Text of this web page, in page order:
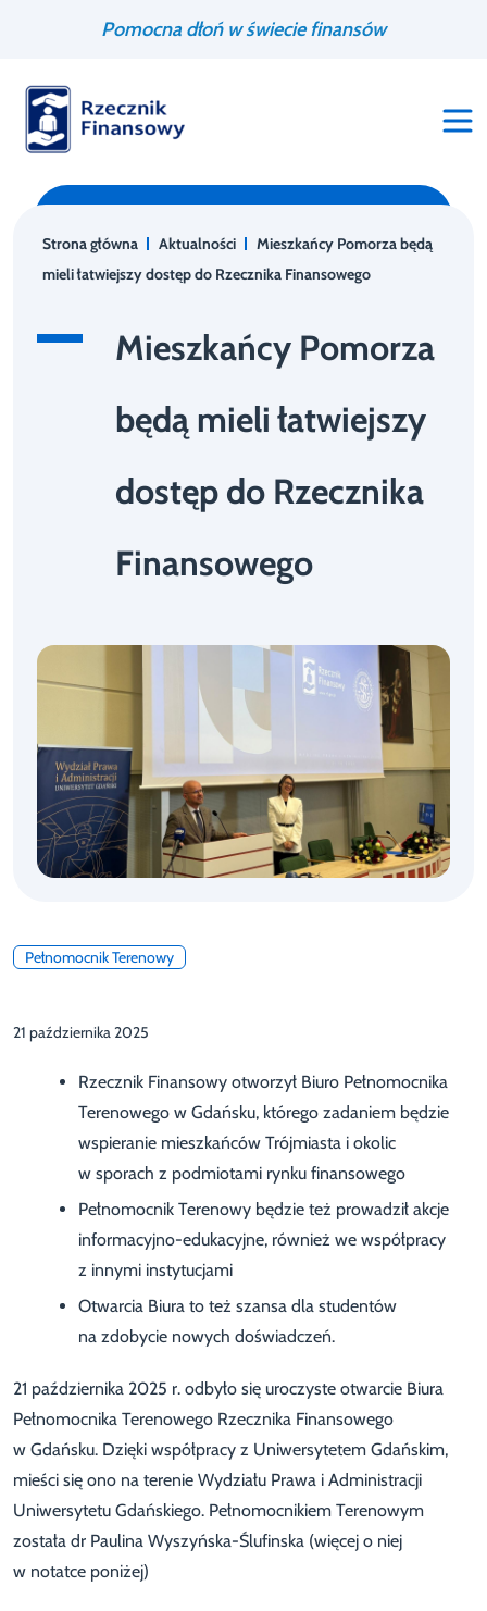
Pomocna dłoń w świecie finansów
Strona główna Aktualności
Mieszkańcy Pomorza będą
mieli łatwiejszy dostęp do Rzecznika Finansowego
Mieszkańcy Pomorza
będą mieli łatwiejszy
dostęp do Rzecznika
Finansowego
Pełnomocnik Terenowy
21 października 2025
Rzecznik Finansowy otworzył Biuro Pełnomocnika
Terenowego w Gdańsku, którego zadaniem będzie
wspieranie mieszkańców Trójmiasta i okolic
w sporach z podmiotami rynku finansowego
Pełnomocnik Terenowy będzie też prowadził akcje
informacyjno-edukacyjne, również we współpracy
z innymi instytucjami
Otwarcia Biura to też szansa dla studentów
na zdobycie nowych doświadczeń.
21 października 2025 r. odbyło się uroczyste otwarcie Biura
Pełnomocnika Terenowego Rzecznika Finansowego
w Gdańsku. Dzięki współpracy z Uniwersytetem Gdańskim,
mieści się ono na terenie Wydziału Prawa i Administracji
Uniwersytetu Gdańskiego. Pełnomocnikiem Terenowym
została dr Paulina Wyszyńska-Ślufinska (więcej o niej
w notatce poniżej)